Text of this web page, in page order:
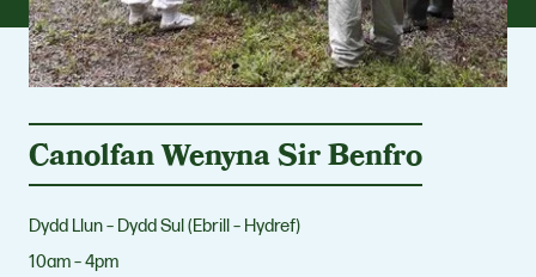
Canolfan Wenyna Sir Benfro
Dydd Llun – Dydd Sul (Ebrill – Hydref)
10am – 4pm